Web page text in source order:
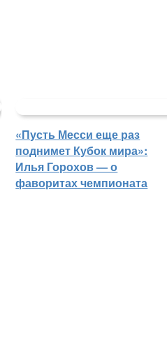
«Пусть Месси еще раз
поднимет Кубок мира»:
Илья Горохов — о
фаворитах чемпионата